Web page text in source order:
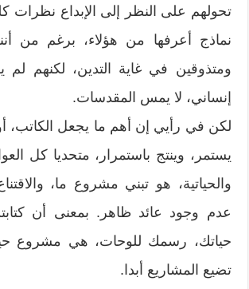
تحولهم على النظر إلى الإبداع نظرات
نماذج أعرفها من هؤلاء، برغم من
ومتذوقين في غاية التدين، لكنهم لم
إنساني، لا يمس المقدسات.
لكن في رأيي إن أهم ما يجعل الكاتب،
يستمر، وينتج باستمرار، متحديا كل
والحياتية، هو تبني مشروع ما،
عدم وجود عائد ظاهر. بمعنى أن
حياتك، رسمك للوحات، هي مشروع
تضيع المشاريع أبدا.